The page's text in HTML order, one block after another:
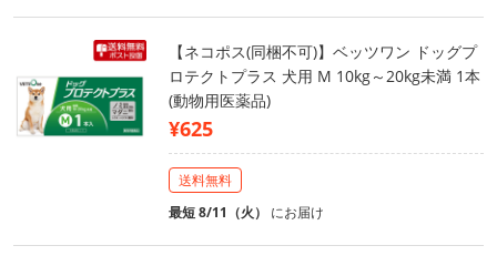
【ネコポス(同梱不可)】ベッツワン ドッグプ
ロテクトプラス 犬用 M 10kg～20kg未満 1本
(動物用医薬品)
¥625
送料無料
最短 8/11（火） にお届け